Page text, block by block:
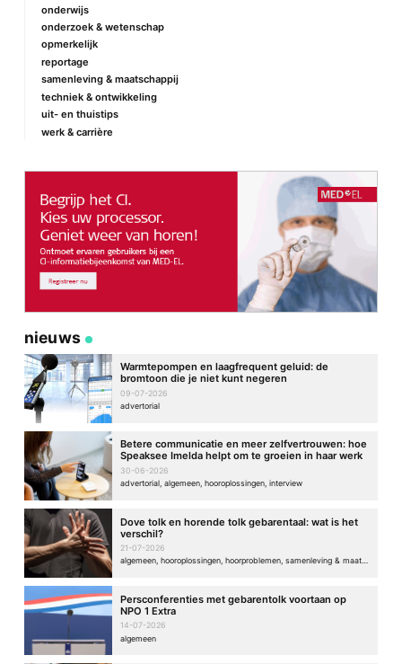
onderwijs
onderzoek & wetenschap
opmerkelijk
reportage
samenleving & maatschappij
techniek & ontwikkeling
uit- en thuistips
werk & carrière
nieuws
Warmtepompen en laagfrequent geluid: de
bromtoon die je niet kunt negeren
09-07-2026
advertorial
Betere communicatie en meer zelfvertrouwen: hoe
Speaksee Imelda helpt om te groeien in haar werk
30-06-2026
advertorial, algemeen, hooroplossingen, interview
Dove tolk en horende tolk gebarentaal: wat is het
verschil?
21-07-2026
algemeen, hooroplossingen, hoorproblemen, samenleving & maatschappij
Persconferenties met gebarentolk voortaan op
NPO 1 Extra
14-07-2026
algemeen